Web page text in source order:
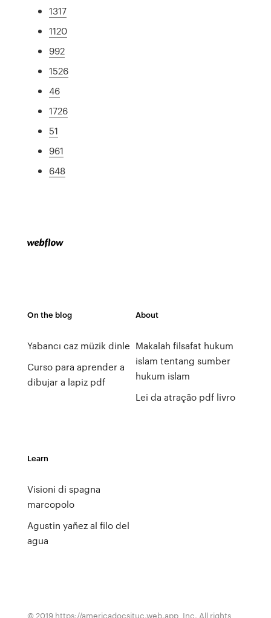
1317
1120
992
1526
46
1726
51
961
648
On the blog
Yabancı caz müzik dinle
Curso para aprender a
dibujar a lapiz pdf
About
Makalah filsafat hukum
islam tentang sumber
hukum islam
Lei da atração pdf livro
Learn
Visioni di spagna
marcopolo
Agustin yañez al filo del
agua
© 2019 https://americadocsjtuc.web.app, Inc. All rights